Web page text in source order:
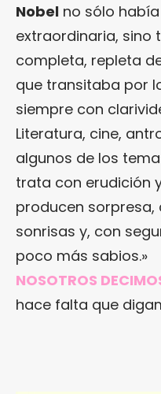
Nobel no sólo
extraordinaria, sino
completa, repleta
que transitaba por
siempre con
Literatura, cine,
algunos de los
trata con erudición
producen sorpresa,
sonrisas y, con
poco más sabios.»
NOSOTROS
hace falta que